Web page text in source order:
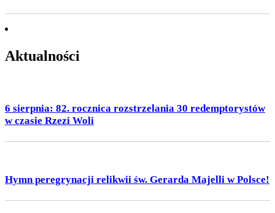
Aktualności
6 sierpnia: 82. rocznica rozstrzelania 30 redemptorystów
w czasie Rzezi Woli
Hymn peregrynacji relikwii św. Gerarda Majelli w Polsce!